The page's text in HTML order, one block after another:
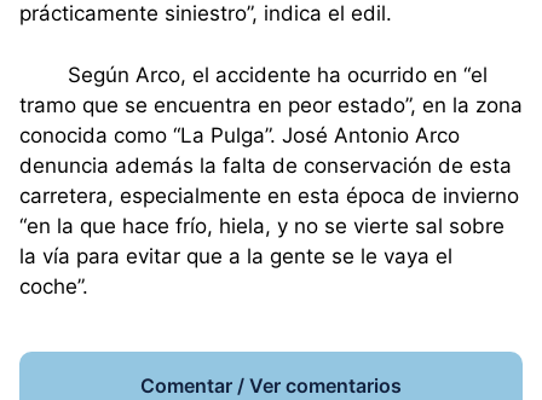
prácticamente siniestro”, indica el edil.
Según Arco, el accidente ha ocurrido en “el
tramo que se encuentra en peor estado”, en la zona
conocida como “La Pulga”. José Antonio Arco
denuncia además la falta de conservación de esta
carretera, especialmente en esta época de invierno
“en la que hace frío, hiela, y no se vierte sal sobre
la vía para evitar que a la gente se le vaya el
coche”.
Comentar / Ver comentarios